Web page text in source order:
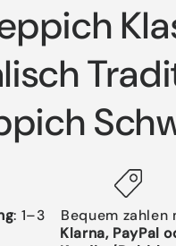
: 1–3
Bequem zahlen
Klarna, PayPal